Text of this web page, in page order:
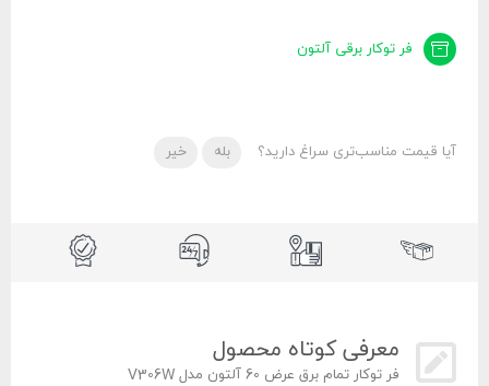
فر توکار برقی آلتون
آیا قیمت مناسب‌تری سراغ دارید؟ بله خیر
معرفی کوتاه محصول
فر توکار تمام برق عرض 60 آلتون مدل V306W